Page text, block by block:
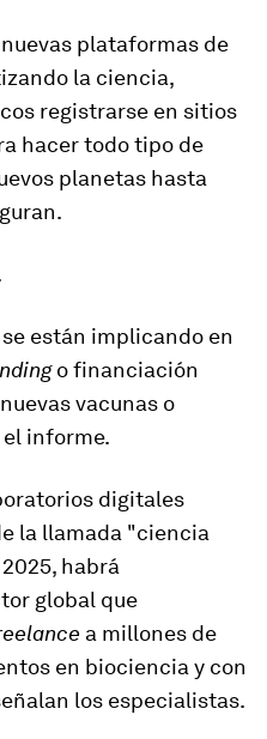
plataformas de
la ciencia,
registrarse en sitios
hacer todo tipo de
planetas hasta
están implicando en
o financiación
vacunas o
informe.
digitales
la llamada "ciencia
habrá
global que
a millones de
en biociencia y con
los especialistas.